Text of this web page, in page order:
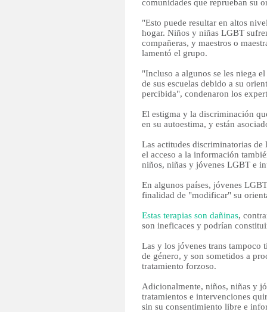
comunidades que reprueban su
"Esto puede resultar en altos
hogar. Niños y niñas LGBT
compañeras, y maestros o
lamentó el grupo.
"Incluso a algunos se les niega
de sus escuelas debido a su
percibida", condenaron los
El estigma y la discriminación
en su autoestima, y están
Las actitudes discriminatorias de
el acceso a la información
niños, niñas y jóvenes LGBT e
En algunos países, jóvenes
finalidad de "modificar" su
Estas terapias son dañinas,
son ineficaces y podrían
Las y los jóvenes trans tampoco
de género, y son sometidos a
tratamiento forzoso.
Adicionalmente, niños, niñas y
tratamientos e intervenciones
sin su consentimiento libre e